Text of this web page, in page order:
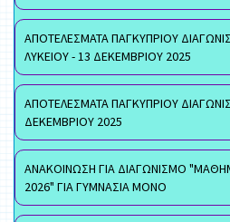
ΑΠΟΤΕΛΕΣΜΑΤΑ ΠΑΓΚΥΠΡΙΟΥ
ΛΥΚΕΙΟΥ - 13 ΔΕΚΕΜΒΡΙΟΥ 2025
ΑΠΟΤΕΛΕΣΜΑΤΑ ΠΑΓΚΥΠΡΙΟΥ
ΔΕΚΕΜΒΡΙΟΥ 2025
ΑΝΑΚΟΙΝΩΣΗ ΓΙΑ ΔΙΑΓΩΝΙΣΜΟ
2026" ΓΙΑ ΓΥΜΝΑΣΙΑ ΜΟΝΟ